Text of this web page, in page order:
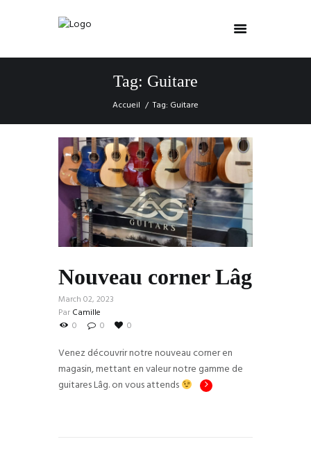
Tag: Guitare
Accueil Tag: Guitare
Nouveau corner Lâg
March 02, 2023
Par Camille
0
0 0
Venez découvrir notre nouveau corner en
magasin, mettant en valeur notre gamme de
guitares Lâg. on vous attends